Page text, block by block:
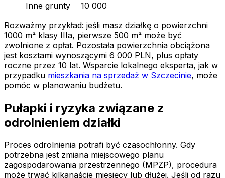
Inne grunty
10 000
Rozważmy przykład: jeśli masz działkę o powierzchni
1000 m² klasy IIIa, pierwsze 500 m² może być
zwolnione z opłat. Pozostała powierzchnia obciążona
jest kosztami wynoszącymi 6 000 PLN, plus opłaty
roczne przez 10 lat. Wsparcie lokalnego eksperta, jak w
przypadku mieszkania na sprzedaż w Szczecinie, może
pomóc w planowaniu budżetu.
Pułapki i ryzyka związane z
odrolnieniem działki
Proces odrolnienia potrafi być czasochłonny. Gdy
potrzebna jest zmiana miejscowego planu
zagospodarowania przestrzennego (MPZP), procedura
może trwać kilkanaście miesięcy lub dłużej. Jeśli od razu